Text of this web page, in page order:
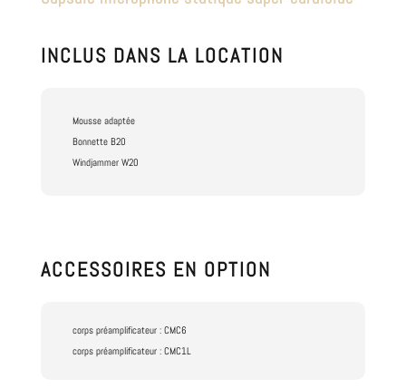
INCLUS DANS LA LOCATION
Mousse adaptée
Bonnette B20
Windjammer W20
ACCESSOIRES EN OPTION
corps préamplificateur : CMC6
corps préamplificateur : CMC1L